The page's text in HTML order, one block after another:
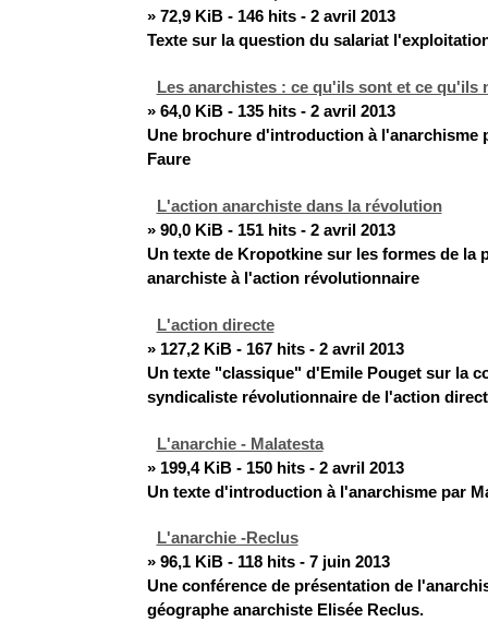
» 72,9 KiB - 146 hits - 2 avril 2013
Texte sur la question du salariat
Les anarchistes : ce qu'ils sont et ce qu'ils
» 64,0 KiB - 135 hits - 2 avril 2013
Une brochure d'introduction à l'anarchisme
Faure
L'action anarchiste dans la révolution
» 90,0 KiB - 151 hits - 2 avril 2013
Un texte de Kropotkine sur les formes de la
anarchiste à l'action révolutionnaire
L'action directe
» 127,2 KiB - 167 hits - 2 avril 2013
Un texte "classique" d'Emile Pouget sur la
syndicaliste révolutionnaire de l'action
L'anarchie - Malatesta
» 199,4 KiB - 150 hits - 2 avril 2013
Un texte d'introduction à l'anarchisme par
L'anarchie -Reclus
» 96,1 KiB - 118 hits - 7 juin 2013
Une conférence de présentation de
géographe anarchiste Elisée Reclus.